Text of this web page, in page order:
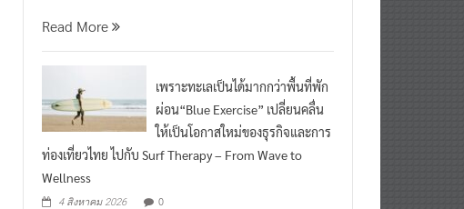
Read More
เพราะทะเลเป็นได้มากกว่าพื้นที่พัก
ผ่อน“Blue Exercise” เปลี่ยนคลื่น
ให้เป็นโอกาสใหม่ของธุรกิจและการ
ท่องเที่ยวไทย ไปกับ Surf Therapy – From Wave to
Wellness
4 สิงหาคม 2026 0